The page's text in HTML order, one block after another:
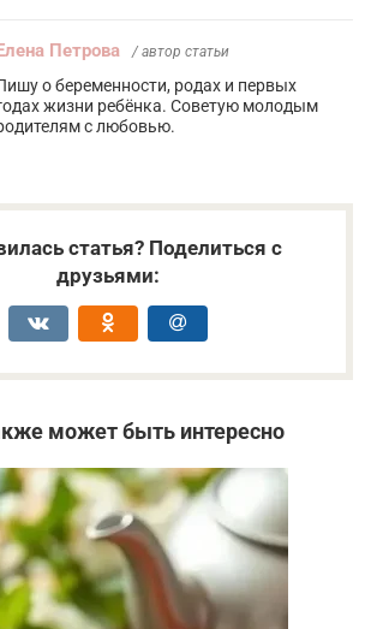
Петрова / автор статьи
о беременности, родах и первых
жизни ребёнка. Советую молодым
с любовью.
статья? Поделиться с
друзьями:
может быть интересно